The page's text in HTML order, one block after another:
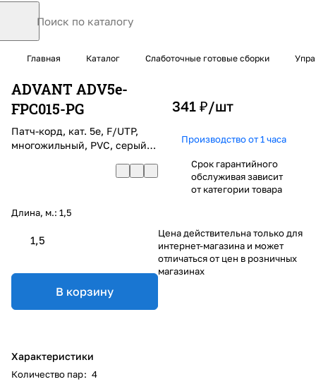
Главная Каталог Слаботочные готовые сборки
ADVANT ADV5e-
FPC015-PG
Патч-корд, кат. 5е, F/UTP,
многожильный, PVC, серый,
Длина, м.: 1,5
1,5
В корзину
Характеристики
Количество пар: 4
341 ₽/шт
Производство от 1 часа
Срок гарантийного
обслуживая зависит
от категории товара
Цена действительна только для
интернет-магазина и может
отличаться от цен в розничных
магазинах